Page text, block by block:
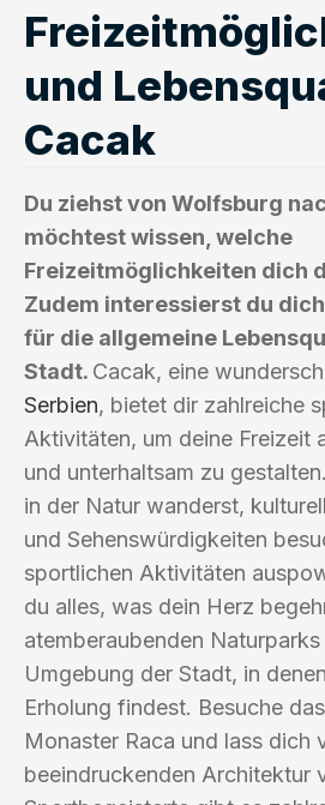
und
Cacak
Du ziehst von Wolfsburg
möchtest wissen, welche
Freizeitmöglichkeiten dich
Zudem interessierst du
für die allgemeine
Stadt. Cacak, eine
Serbien, bietet dir zahlreiche
Aktivitäten, um deine Freizeit
und unterhaltsam zu
in der Natur wanderst,
und Sehenswürdigkeiten
sportlichen Aktivitäten
du alles, was dein Herz
atemberaubenden
Umgebung der Stadt, in
Erholung findest. Besuche
Monaster Raca und lass dich
beeindruckenden Architektur